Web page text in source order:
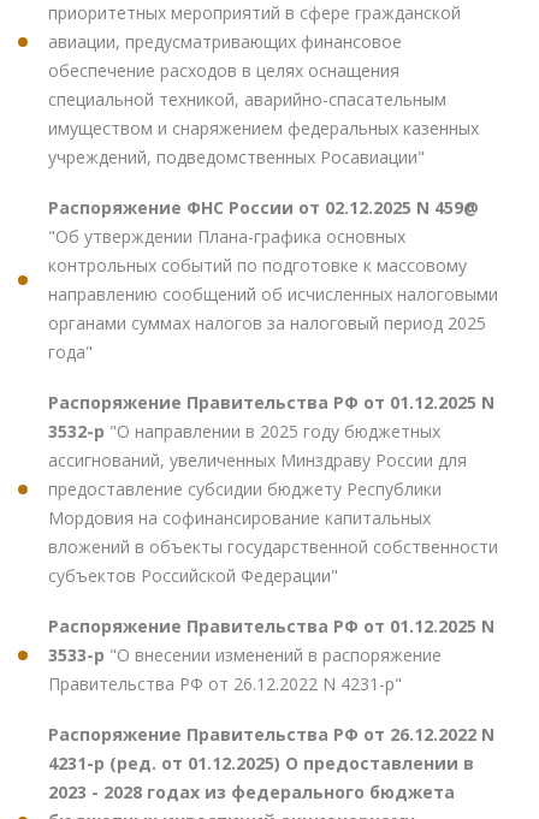
приоритетных мероприятий в сфере гражданской
авиации, предусматривающих финансовое
обеспечение расходов в целях оснащения
специальной техникой, аварийно-спасательным
имуществом и снаряжением федеральных казенных
учреждений, подведомственных Росавиации"
Распоряжение ФНС России от 02.12.2025 N 459@
"Об утверждении Плана-графика основных
контрольных событий по подготовке к массовому
направлению сообщений об исчисленных налоговыми
органами суммах налогов за налоговый период 2025
года"
Распоряжение Правительства РФ от 01.12.2025 N
3532-р "О направлении в 2025 году бюджетных
ассигнований, увеличенных Минздраву России для
предоставление субсидии бюджету Республики
Мордовия на софинансирование капитальных
вложений в объекты государственной собственности
субъектов Российской Федерации"
Распоряжение Правительства РФ от 01.12.2025 N
3533-р "О внесении изменений в распоряжение
Правительства РФ от 26.12.2022 N 4231-р"
Распоряжение Правительства РФ от 26.12.2022 N
4231-р (ред. от 01.12.2025) О предоставлении в
2023 - 2028 годах из федерального бюджета